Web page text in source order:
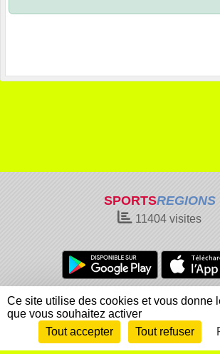
SPORTSREGIONS
11404 visites
Charte cookies
Gestion des
Informations légales
Signaler un
Envie de participer ?
Ce site utilise des cookies et vous donne
que vous souhaitez activer
Tout accepter
Tout refuser